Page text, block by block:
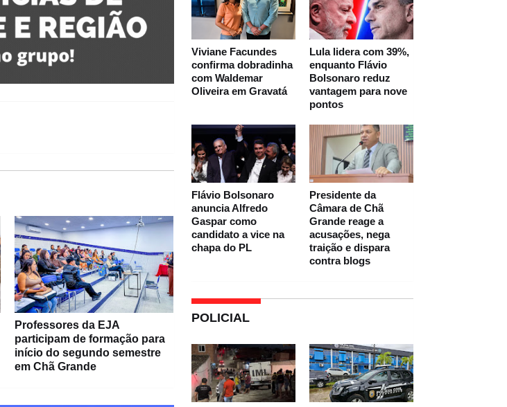
Professores da EJA
participam de formação para
início do segundo semestre
em Chã Grande
Viviane Facundes
confirma dobradinha
com Waldemar
Oliveira em Gravatá
Lula lidera com 39%,
enquanto Flávio
Bolsonaro reduz
vantagem para nove
pontos
Flávio Bolsonaro
anuncia Alfredo
Gaspar como
candidato a vice na
chapa do PL
Presidente da
Câmara de Chã
Grande reage a
acusações, nega
traição e dispara
contra blogs
POLICIAL